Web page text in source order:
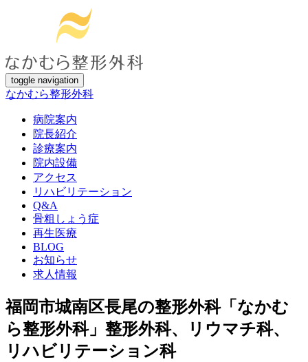
toggle navigation
なかむら整形外科
病院案内
院長紹介
診療案内
院内設備
アクセス
リハビリテーション
Q&A
骨粗しょう症
再生医療
BLOG
お知らせ
求人情報
福岡市城南区長尾の整形外科「なかむ
ら整形外科」整形外科、リウマチ科、
リハビリテーション科